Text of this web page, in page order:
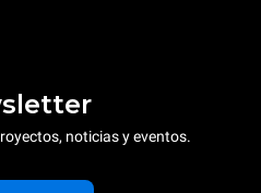
noticias y eventos.